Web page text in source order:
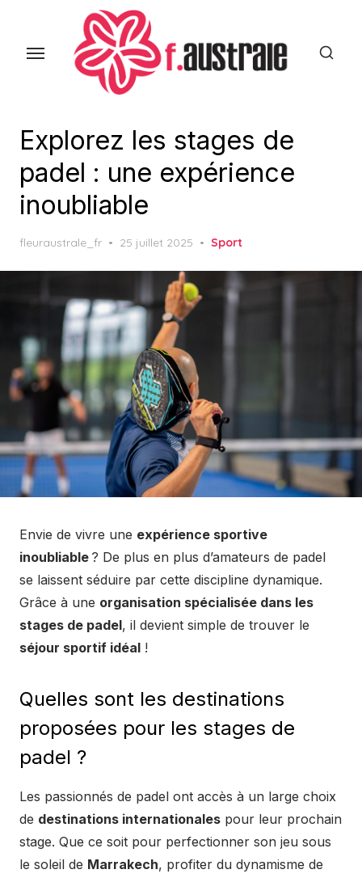
Explorez les stages de
padel : une expérience
inoubliable
fleuraustrale_fr
Posted
25 juillet 2025 Sport
Envie de vivre une expérience sportive
inoubliable ? De plus en plus d’amateurs de padel
se laissent séduire par cette discipline dynamique.
Grâce à une organisation spécialisée dans les
stages de padel, il devient simple de trouver le
séjour sportif idéal !
Quelles sont les destinations
proposées pour les stages de
padel ?
Les passionnés de padel ont accès à un large choix
de destinations internationales pour leur prochain
stage. Que ce soit pour perfectionner son jeu sous
le soleil de Marrakech, profiter du dynamisme de